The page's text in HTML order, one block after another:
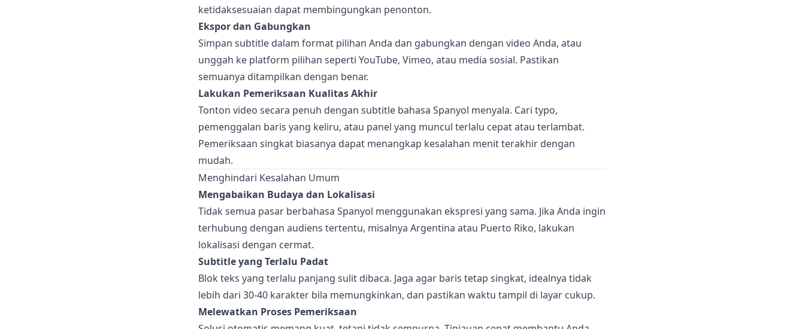
ketidaksesuaian dapat membingungkan penonton.
Ekspor dan Gabungkan
Simpan subtitle dalam format pilihan Anda dan gabungkan dengan video Anda, atau
unggah ke platform pilihan seperti YouTube, Vimeo, atau media sosial. Pastikan
semuanya ditampilkan dengan benar.
Lakukan Pemeriksaan Kualitas Akhir
Tonton video secara penuh dengan subtitle bahasa Spanyol menyala. Cari typo,
pemenggalan baris yang keliru, atau panel yang muncul terlalu cepat atau terlambat.
Pemeriksaan singkat biasanya dapat menangkap kesalahan menit terakhir dengan
mudah.
Menghindari Kesalahan Umum
Mengabaikan Budaya dan Lokalisasi
Tidak semua pasar berbahasa Spanyol menggunakan ekspresi yang sama. Jika Anda ingin
terhubung dengan audiens tertentu, misalnya Argentina atau Puerto Riko, lakukan
lokalisasi dengan cermat.
Subtitle yang Terlalu Padat
Blok teks yang terlalu panjang sulit dibaca. Jaga agar baris tetap singkat, idealnya tidak
lebih dari 30-40 karakter bila memungkinkan, dan pastikan waktu tampil di layar cukup.
Melewatkan Proses Pemeriksaan